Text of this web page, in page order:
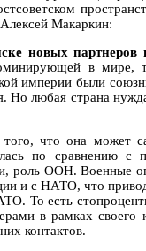
Макаркин:
новых партнеров
в мире,
империи были
Но любая страна
что она может
по сравнению
роль ООН. Военные
и с НАТО, что
То есть
в рамках своего
контактов.